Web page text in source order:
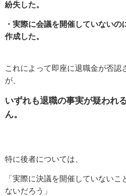
紛失した。
・実際に会議を開催していない
作成した。
これによって即座に退職金が否認
が、
いずれも退職の事実が疑われ
ん。
特に後者については、
「実際に決議を開催していない
ないだろう」